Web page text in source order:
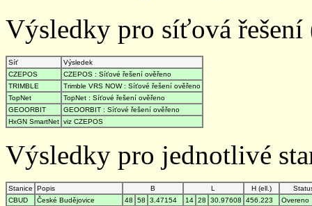
Výsledky pro síťová
Síť
Výsledek
CZEPOS
CZEPOS : Síťové řešení ověřeno
TRIMBLE
Trimble VRS NOW : Síťové řešení ověřeno
TopNet
TopNet : Síťové řešení ověřeno
GEOORBIT
GEOORBIT : Síťové řešení ověřeno
HxGN SmartNet viz CZEPOS
Výsledky pro jednotlivé
Stanice Popis B L H (ell.)
CBUD
České Budějovice 48 58 3.47154 14 28 30.97608 456.223
Overeno